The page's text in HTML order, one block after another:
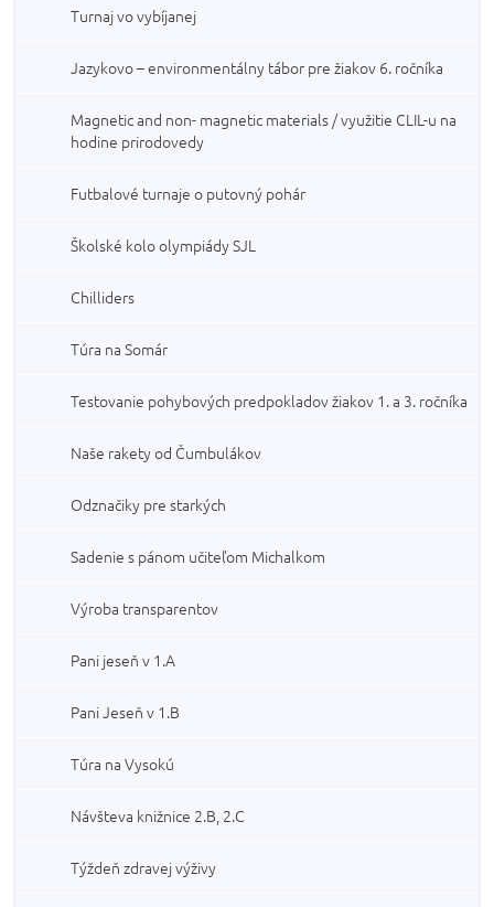
Turnaj vo vybíjanej
Jazykovo – environmentálny tábor pre žiakov 6. ročníka
Magnetic and non- magnetic materials / využitie CLIL-u na
hodine prirodovedy
Futbalové turnaje o putovný pohár
Školské kolo olympiády SJL
Chilliders
Túra na Somár
Testovanie pohybových predpokladov žiakov 1. a 3. ročníka
Naše rakety od Čumbulákov
Odznačiky pre starkých
Sadenie s pánom učiteľom Michalkom
Výroba transparentov
Pani jeseň v 1.A
Pani Jeseň v 1.B
Túra na Vysokú
Návšteva knižnice 2.B, 2.C
Týždeň zdravej výživy